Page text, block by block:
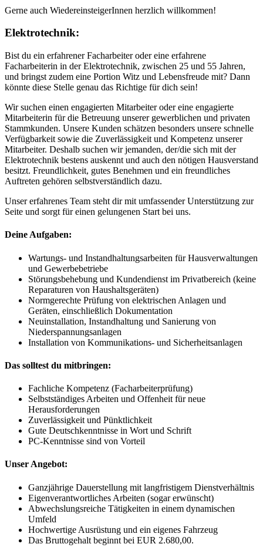
Gerne auch WiedereinsteigerInnen herzlich willkommen!
Elektrotechnik:
Bist du ein erfahrener Facharbeiter oder eine erfahrene
Facharbeiterin in der Elektrotechnik, zwischen 25 und 55 Jahren,
und bringst zudem eine Portion Witz und Lebensfreude mit? Dann
könnte diese Stelle genau das Richtige für dich sein!
Wir suchen einen engagierten Mitarbeiter oder eine engagierte
Mitarbeiterin für die Betreuung unserer gewerblichen und privaten
Stammkunden. Unsere Kunden schätzen besonders unsere schnelle
Verfügbarkeit sowie die Zuverlässigkeit und Kompetenz unserer
Mitarbeiter. Deshalb suchen wir jemanden, der/die sich mit der
Elektrotechnik bestens auskennt und auch den nötigen Hausverstand
besitzt. Freundlichkeit, gutes Benehmen und ein freundliches
Auftreten gehören selbstverständlich dazu.
Unser erfahrenes Team steht dir mit umfassender Unterstützung zur
Seite und sorgt für einen gelungenen Start bei uns.
Deine Aufgaben:​
Wartungs- und Instandhaltungsarbeiten für Hausverwaltungen
und Gewerbebetriebe
Störungsbehebung und Kundendienst im Privatbereich (keine
Reparaturen von Haushaltsgeräten)
Normgerechte Prüfung von elektrischen Anlagen und
Geräten, einschließlich Dokumentation
Neuinstallation, Instandhaltung und Sanierung von
Niederspannungsanlagen
Installation von Kommunikations- und Sicherheitsanlagen
Das solltest du mitbringen:​
Fachliche Kompetenz (Facharbeiterprüfung)
Selbstständiges Arbeiten und Offenheit für neue
Herausforderungen
Zuverlässigkeit und Pünktlichkeit
Gute Deutschkenntnisse in Wort und Schrift
PC-Kenntnisse sind von Vorteil
Unser Angebot:​
Ganzjährige Dauerstellung mit langfristigem Dienstverhältnis
Eigenverantwortliches Arbeiten (sogar erwünscht)
Abwechslungsreiche Tätigkeiten in einem dynamischen
Umfeld
Hochwertige Ausrüstung und ein eigenes Fahrzeug
Das Bruttogehalt beginnt bei EUR 2.680,00.